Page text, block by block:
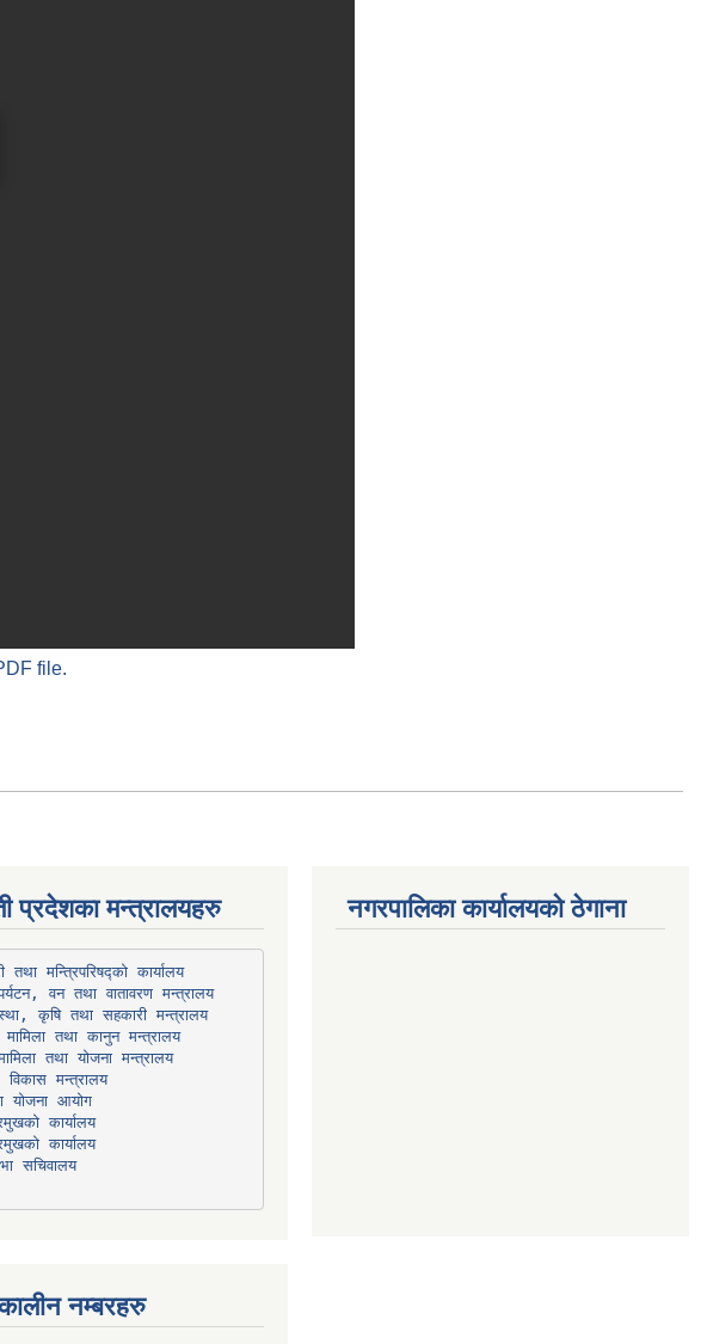
file.
प्रदेशका मन्त्रालयहरु
मुख्यमन्त्री तथा मन्त्रिपरिषद्को कार्यालय
वन तथा वातावरण मन्त्रालय
कृषि तथा सहकारी मन्त्रालय
आन्तरिक मामिला तथा कानुन मन्त्रालय
आर्थिक मामिला तथा योजना मन्त्रालय
विकास मन्त्रालय
नीति तथा योजना आयोग
कार्यालय
कार्यालय
सचिवालय
नम्बरहरु
नगरपालिका कार्यालयको ठेगाना